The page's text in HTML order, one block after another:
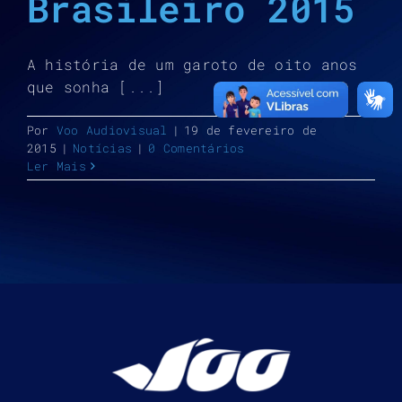
A história de um garoto de oito anos
que sonha [...]
Por Voo Audiovisual | 19 de fevereiro de
2015 | Notícias | 0 Comentários
Ler Mais